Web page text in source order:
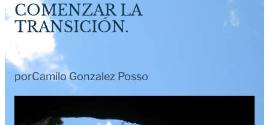
COMENZAR LA
TRANSICIÓN.
porCamilo Gonzalez Posso